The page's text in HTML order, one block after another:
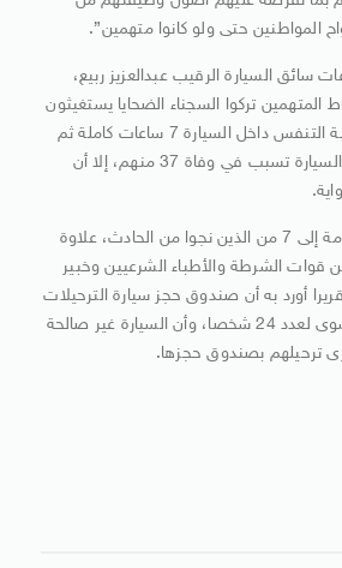
المواطنين حتى ولو كانوا متهمين”.
سائق السيارة الرقيب عبدالعزيز ربيع،
المتهمين تركوا السجناء الضحايا يستغيثون
من نقص الهواء وصعوبة التنفس داخل السيارة 7 ساعات كاملة ثم
أطلقوا عليهم غاز داخل السيارة تسبب في وفاة 37 منهم، إلا أن
كما استمعت النيابة العامة إلى 7 من الذين نجوا من الحادث، علاوة
من قوات الشرطة والأطباء الشرعيين وخبير
أورد به أن صندوق حجز سيارة الترحيلات
محل الواقعة لا يتسع سوى لعدد 24 شخصا، وأن السيارة غير صالحة